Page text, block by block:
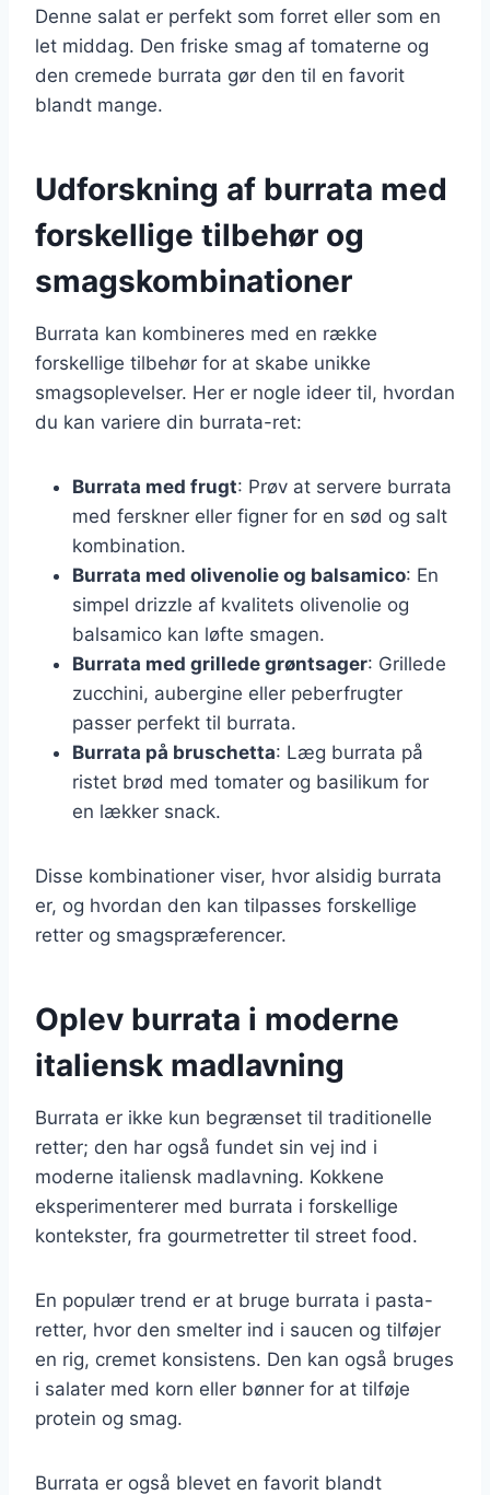
Denne salat er perfekt som forret eller som en
let middag. Den friske smag af tomaterne og
den cremede burrata gør den til en favorit
blandt mange.
Udforskning af burrata med
forskellige tilbehør og
smagskombinationer
Burrata kan kombineres med en række
forskellige tilbehør for at skabe unikke
smagsoplevelser. Her er nogle ideer til, hvordan
du kan variere din burrata-ret:
Burrata med frugt: Prøv at servere burrata
med ferskner eller figner for en sød og salt
kombination.
Burrata med olivenolie og balsamico: En
simpel drizzle af kvalitets olivenolie og
balsamico kan løfte smagen.
Burrata med grillede grøntsager: Grillede
zucchini, aubergine eller peberfrugter
passer perfekt til burrata.
Burrata på bruschetta: Læg burrata på
ristet brød med tomater og basilikum for
en lækker snack.
Disse kombinationer viser, hvor alsidig burrata
er, og hvordan den kan tilpasses forskellige
retter og smagspræferencer.
Oplev burrata i moderne
italiensk madlavning
Burrata er ikke kun begrænset til traditionelle
retter; den har også fundet sin vej ind i
moderne italiensk madlavning. Kokkene
eksperimenterer med burrata i forskellige
kontekster, fra gourmetretter til street food.
En populær trend er at bruge burrata i pasta-
retter, hvor den smelter ind i saucen og tilføjer
en rig, cremet konsistens. Den kan også bruges
i salater med korn eller bønner for at tilføje
protein og smag.
Burrata er også blevet en favorit blandt